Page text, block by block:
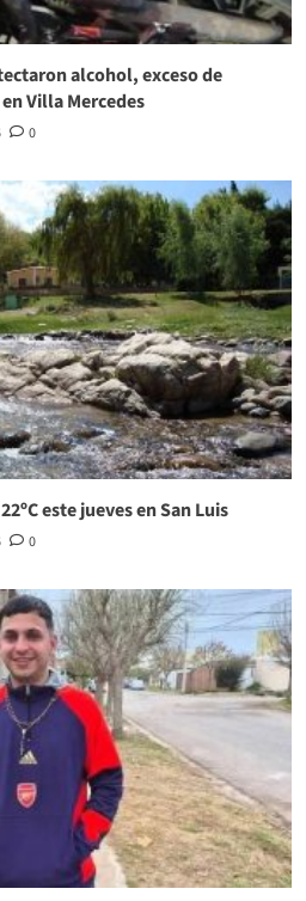
alcohol, exceso de
Villa Mercedes
0
este jueves en San Luis
0